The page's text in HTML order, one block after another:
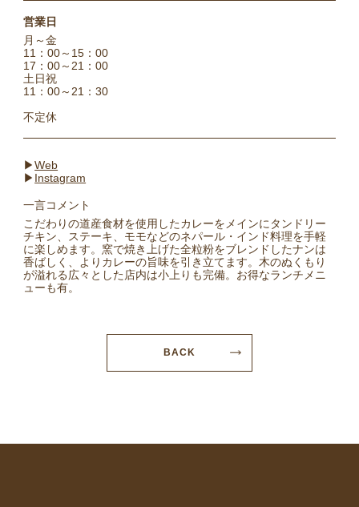
営業日
月～金
11：00～15：00
17：00～21：00
土日祝
11：00～21：30
不定休
▶︎Web
▶︎ Instagram
一言コメント
こだわりの道産食材を使用したカレーをメインにタンドリー
チキン、ステーキ、モモなどのネパール・インド料理を手軽
に楽しめます。窯で焼き上げた全粒粉をブレンドしたナンは
香ばしく、よりカレーの旨味を引き立てます。木のぬくもり
が溢れる広々とした店内は小上りも完備。お得なランチメニ
ューも有。
BACK